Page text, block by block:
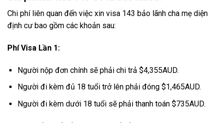
Chi phí liên quan đến việc xin visa 143 bảo lãnh cha mẹ diện
định cư bao gồm các khoản sau:
Phí Visa Lần 1:
Người nộp đơn chính sẽ phải chi trả $4,355AUD.
Người đi kèm đủ 18 tuổi trở lên phải đóng $1,465AUD.
Người đi kèm dưới 18 tuổi sẽ phải thanh toán $735AUD.